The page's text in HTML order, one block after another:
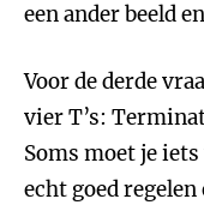
een ander beeld
Voor de derde
vier T’s:
Soms moet je
echt goed